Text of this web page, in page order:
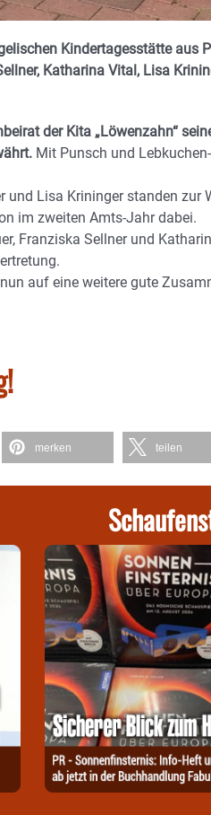
Kindertagesstätte
Katharina Vital, Lisa
der Kita „Löwenzahn“
Mit Punsch und
und Lisa Krininger standen
im zweiten Amts-Jahr dabei.
Franziska Sellner und
auf eine weitere gute
merken teilen